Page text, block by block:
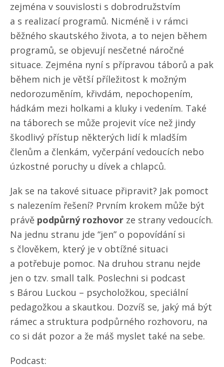
zejména v souvislosti s dobrodružstvím
a s realizací programů. Nicméně i v rámci
běžného skautského života, a to nejen během
programů, se objevují nesčetné náročné
situace. Zejména nyní s přípravou táborů a pak
během nich je větší příležitost k možným
nedorozuměním, křivdám, nepochopením,
hádkám mezi holkami a kluky i vedením. Také
na táborech se může projevit více než jindy
škodlivý přístup některých lidí k mladším
členům a členkám, vyčerpání vedoucích nebo
úzkostné poruchy u dívek a chlapců.
Jak se na takové situace připravit? Jak pomoct
s nalezením řešení? Prvním krokem může být
právě podpůrný rozhovor ze strany vedoucích.
Na jednu stranu jde “jen” o popovídání si
s člověkem, který je v obtížné situaci
a potřebuje pomoc. Na druhou stranu nejde
jen o tzv. small talk. Poslechni si podcast
s Bárou Luckou – psycholožkou, speciální
pedagožkou a skautkou. Dozvíš se, jaký má být
rámec a struktura podpůrného rozhovoru, na
co si dát pozor a že máš myslet také na sebe.
Podcast: